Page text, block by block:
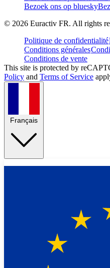
Bezoek ons op bluesky
© 2026 Euractiv FR. All rights
Politique de confidentialité
Conditions générales
Conditions de vente
This site is protected by
Policy and Terms of Service
Français